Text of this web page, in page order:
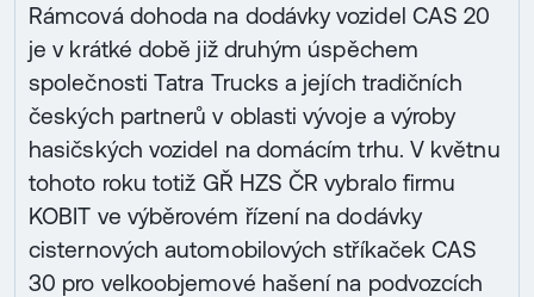
Rámcová dohoda na dodávky vozidel CAS 20
je v krátké době již druhým úspěchem
společnosti Tatra Trucks a jejích tradičních
českých partnerů v oblasti vývoje a výroby
hasičských vozidel na domácím trhu. V květnu
tohoto roku totiž GŘ HZS ČR vybralo firmu
KOBIT ve výběrovém řízení na dodávky
cisternových automobilových stříkaček CAS
30 pro velkoobjemové hašení na podvozcích